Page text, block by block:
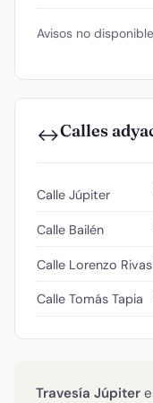
Avisos no
↔️Calles
Calle Júpiter
Calle Bailén
Calle Lorenzo Rivas
Calle Tomás Tapia
Travesía Júpiter